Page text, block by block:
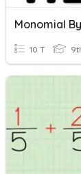
10 T